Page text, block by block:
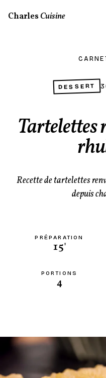
CharlesCuisine
DESSERT
Tartelettes
Recette de tartelettes
depuis
PRÉPARATION
15'
PORTIONS
4